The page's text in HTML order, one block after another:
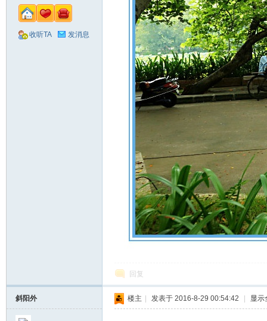
收听TA 发消息
回复
斜阳外 楼主 发表于 2016-8-29 00:54:42 显示